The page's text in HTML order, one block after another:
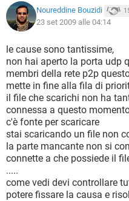
Noureddine Bouzidi
23 set 2009 alle 04:14
le cause sono tantissime,
non hai aperto la porta udp
membri della rete p2p
mette in fine alla fila di
il file che scarichi non ha
connessa a questo
c'è fonte per scaricare
stai scaricando un file non
la parte mancante non si
connette a che possiede il
.....
come vedi devi controllare
potere fissare la causa e